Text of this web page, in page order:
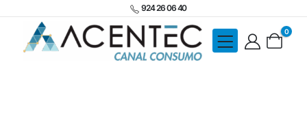
924 26 06 40
0